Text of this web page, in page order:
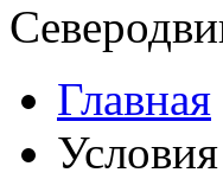
Главная
Условия